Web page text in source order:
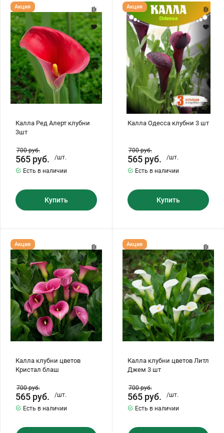
Калла
Ред
Алерт
клубни
3шт
Калла Ред Алерт клубни
3шт
Акция
700руб.
565 руб.
/шт.
Есть в наличии
Купить
Калла
Одесса
клубни
шт
Калла Одесса клубни 3 шт
Акция
700руб.
565 руб.
/шт.
Есть в наличии
Купить
Калла
клубни
цветов
Кристал
блаш
Калла клубни цветов
Кристал блаш
Акция
700руб.
565 руб.
/шт.
Есть в наличии
Калла
клубни
цветов
Литл
Джем
3
шт
Калла клубни цветов Литл
Джем 3 шт
Акция
700руб.
565 руб.
/шт.
Есть в наличии